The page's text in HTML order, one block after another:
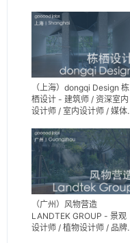
Designer / 景观建筑师
Landscape Designer
（上海）dongqi Design 栋
栖设计 - 建筑师 / 资深室内
设计师 / 室内设计师 / 媒体
生（常年招聘）
（广州）风物营造
LANDTEK GROUP - 景观
设计师 / 植物设计师 / 品牌